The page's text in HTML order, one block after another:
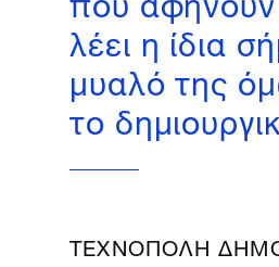
λέει η ίδια
μυαλό της
το
ΤΕΧΝΟΠΟΛΗ